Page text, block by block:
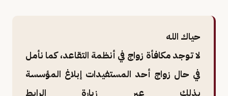
حياك الله
لا توجد مكافأة زواج في أنظمة التقاعد، كما نأمل
في حال زواج أحد المستفيدات إبلاغ المؤسسة
بذلك عبر زيارة الرابط